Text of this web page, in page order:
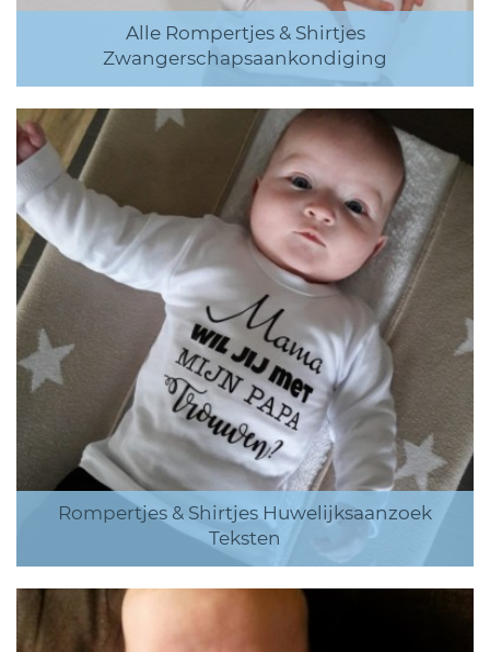
Alle Rompertjes & Shirtjes
Zwangerschapsaankondiging
Rompertjes & Shirtjes Huwelijksaanzoek
Teksten